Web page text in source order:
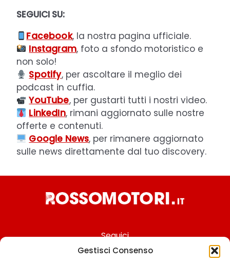
Gestisci Consenso
SEGUICI SU:
Facebook, la nostra pagina ufficiale.
Instagram, foto a sfondo motoristico e
non solo!
Spotify, per ascoltare il meglio dei
podcast in cuffia.
YouTube, per gustarti tutti i nostri video.
LinkedIn, rimani aggiornato sulle nostre
offerte e contenuti.
Google News, per rimanere aggiornato
sulle news direttamente dal tuo discovery.
Seguici